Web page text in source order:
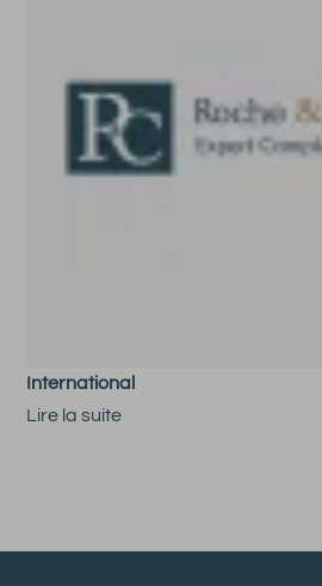
International
Lire la suite